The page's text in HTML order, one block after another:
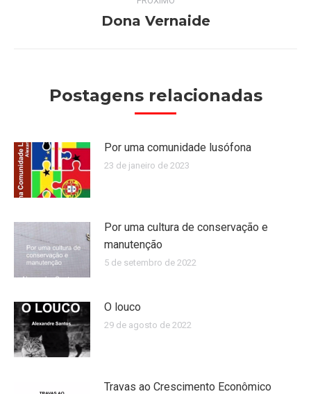
Próximo
Dona Vernaide
Postagens relacionadas
Por uma comunidade lusófona
23 de janeiro de 2023
Por uma cultura de conservação e
manutenção
5 de setembro de 2022
O louco
29 de agosto de 2022
Travas ao Crescimento Econômico